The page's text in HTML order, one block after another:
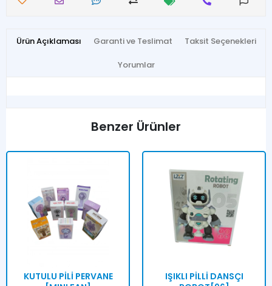
Ürün Açıklaması Garanti ve Teslimat Taksit Seçenekleri
Yorumlar
Benzer Ürünler
KUTULU PİLİ PERVANE
IŞIKLI PİLLİ DANSÇI